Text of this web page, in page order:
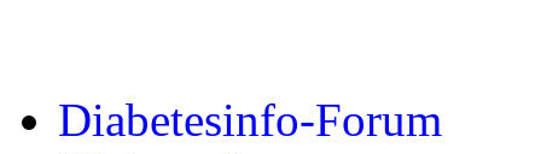
Diabetesinfo-Forum